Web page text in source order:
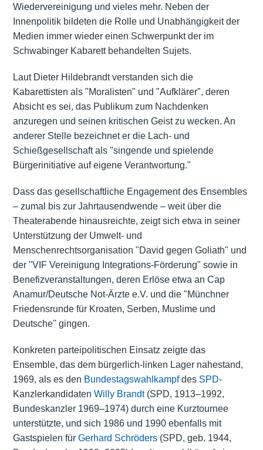
Wiedervereinigung und vieles mehr. Neben der
Innenpolitik bildeten die Rolle und Unabhängigkeit der
Medien immer wieder einen Schwerpunkt der im
Schwabinger Kabarett behandelten Sujets.
Laut Dieter Hildebrandt verstanden sich die
Kabarettisten als "Moralisten" und "Aufklärer", deren
Absicht es sei, das Publikum zum Nachdenken
anzuregen und seinen kritischen Geist zu wecken. An
anderer Stelle bezeichnet er die Lach- und
Schießgesellschaft als "singende und spielende
Bürgerinitiative auf eigene Verantwortung."
Dass das gesellschaftliche Engagement des Ensembles
– zumal bis zur Jahrtausendwende – weit über die
Theaterabende hinausreichte, zeigt sich etwa in seiner
Unterstützung der Umwelt- und
Menschenrechtsorganisation "David gegen Goliath" und
der "VIF Vereinigung Integrations-Förderung" sowie in
Benefizveranstaltungen, deren Erlöse etwa an Cap
Anamur/Deutsche Not-Ärzte e.V. und die "Münchner
Friedensrunde für Kroaten, Serben, Muslime und
Deutsche" gingen.
Konkreten parteipolitischen Einsatz zeigte das
Ensemble, das dem bürgerlich-linken Lager nahestand,
1969, als es den Bundestagswahlkampfdes SPD-
Kanzlerkandidaten Willy Brandt(SPD, 1913–1992,
Bundeskanzler 1969–1974) durch eine Kurztournee
unterstützte, und sich 1986 und 1990 ebenfalls mit
Gastspielen für Gerhard Schröders(SPD, geb. 1944,